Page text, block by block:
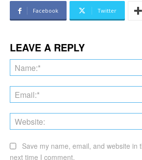
Facebook Twitter
LEAVE A REPLY
Save my name, email, and website in
next time I comment.